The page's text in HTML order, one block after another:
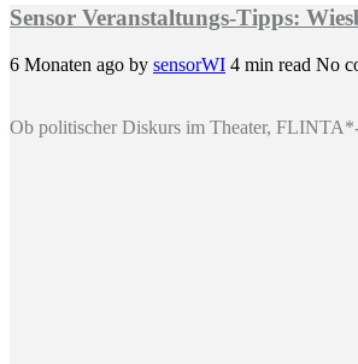
Sensor Veranstaltungs-Tipps:
6 Monaten ago by sensorWI 4 min read No
Ob politischer Diskurs im Theater,